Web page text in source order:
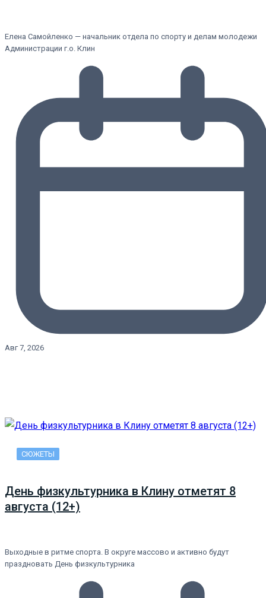
Елена Самойленко — начальник отдела по спорту и делам молодежи
Администрации г.о. Клин
Авг 7, 2026
СЮЖЕТЫ
День физкультурника в Клину отметят 8
августа (12+)
Выходные в ритме спорта. В округе массово и активно будут
праздновать День физкультурника